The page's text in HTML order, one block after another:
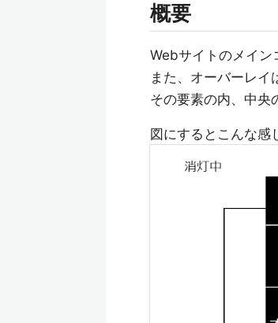
概要
Webサイトのメイン
また、オーバーレイ
その要素の内、中央
図にするとこんな感